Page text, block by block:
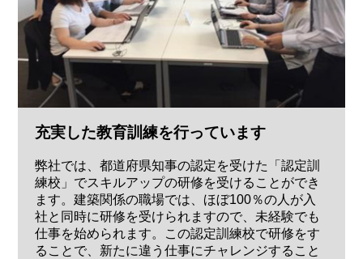
充実した教育訓練を行っています
弊社では、都道府県知事の認定を受けた「認定訓
練校」でスキルアップの研修を受けることができ
ます。建築関係の職場では、ほぼ100％の人が入
社と同時に研修を受けられますので、未経験でも
仕事を始められます。この認定訓練校で研修をす
ることで、新たに違う仕事にチャレンジすること